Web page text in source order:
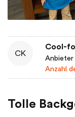
CK
Cool-
Anbieter
Anzahl
Tolle